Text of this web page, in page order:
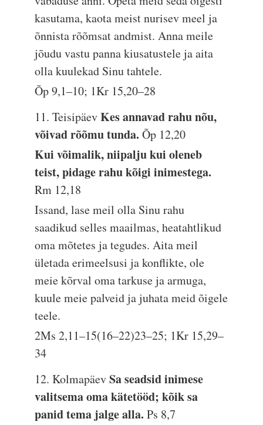
kasutama, kaota meist nurisev meel ja
õnnista rõõmsat andmist. Anna meile
jõudu vastu panna kiusatustele ja aita
olla kuulekad Sinu tahtele.
Õp 9,1–10; 1Kr 15,20–28
11. TeisipäevKes annavad rahu nõu,
võivad rõõmu tunda.Õp 12,20
Kui võimalik, niipalju kui oleneb
teist, pidage rahu kõigi inimestega.
Rm 12,18
Issand, lase meil olla Sinu rahu
saadikud selles maailmas, heatahtlikud
oma mõtetes ja tegudes. Aita meil
ületada erimeelsusi ja konflikte, ole
meie kõrval oma tarkuse ja armuga,
kuule meie palveid ja juhata meid õigele
teele.
2Ms 2,11–15(16–22)23–25; 1Kr 15,29–
34
12. KolmapäevSa seadsid inimese
valitsema oma kätetööd; kõik sa
panid tema jalge alla.Ps 8,7